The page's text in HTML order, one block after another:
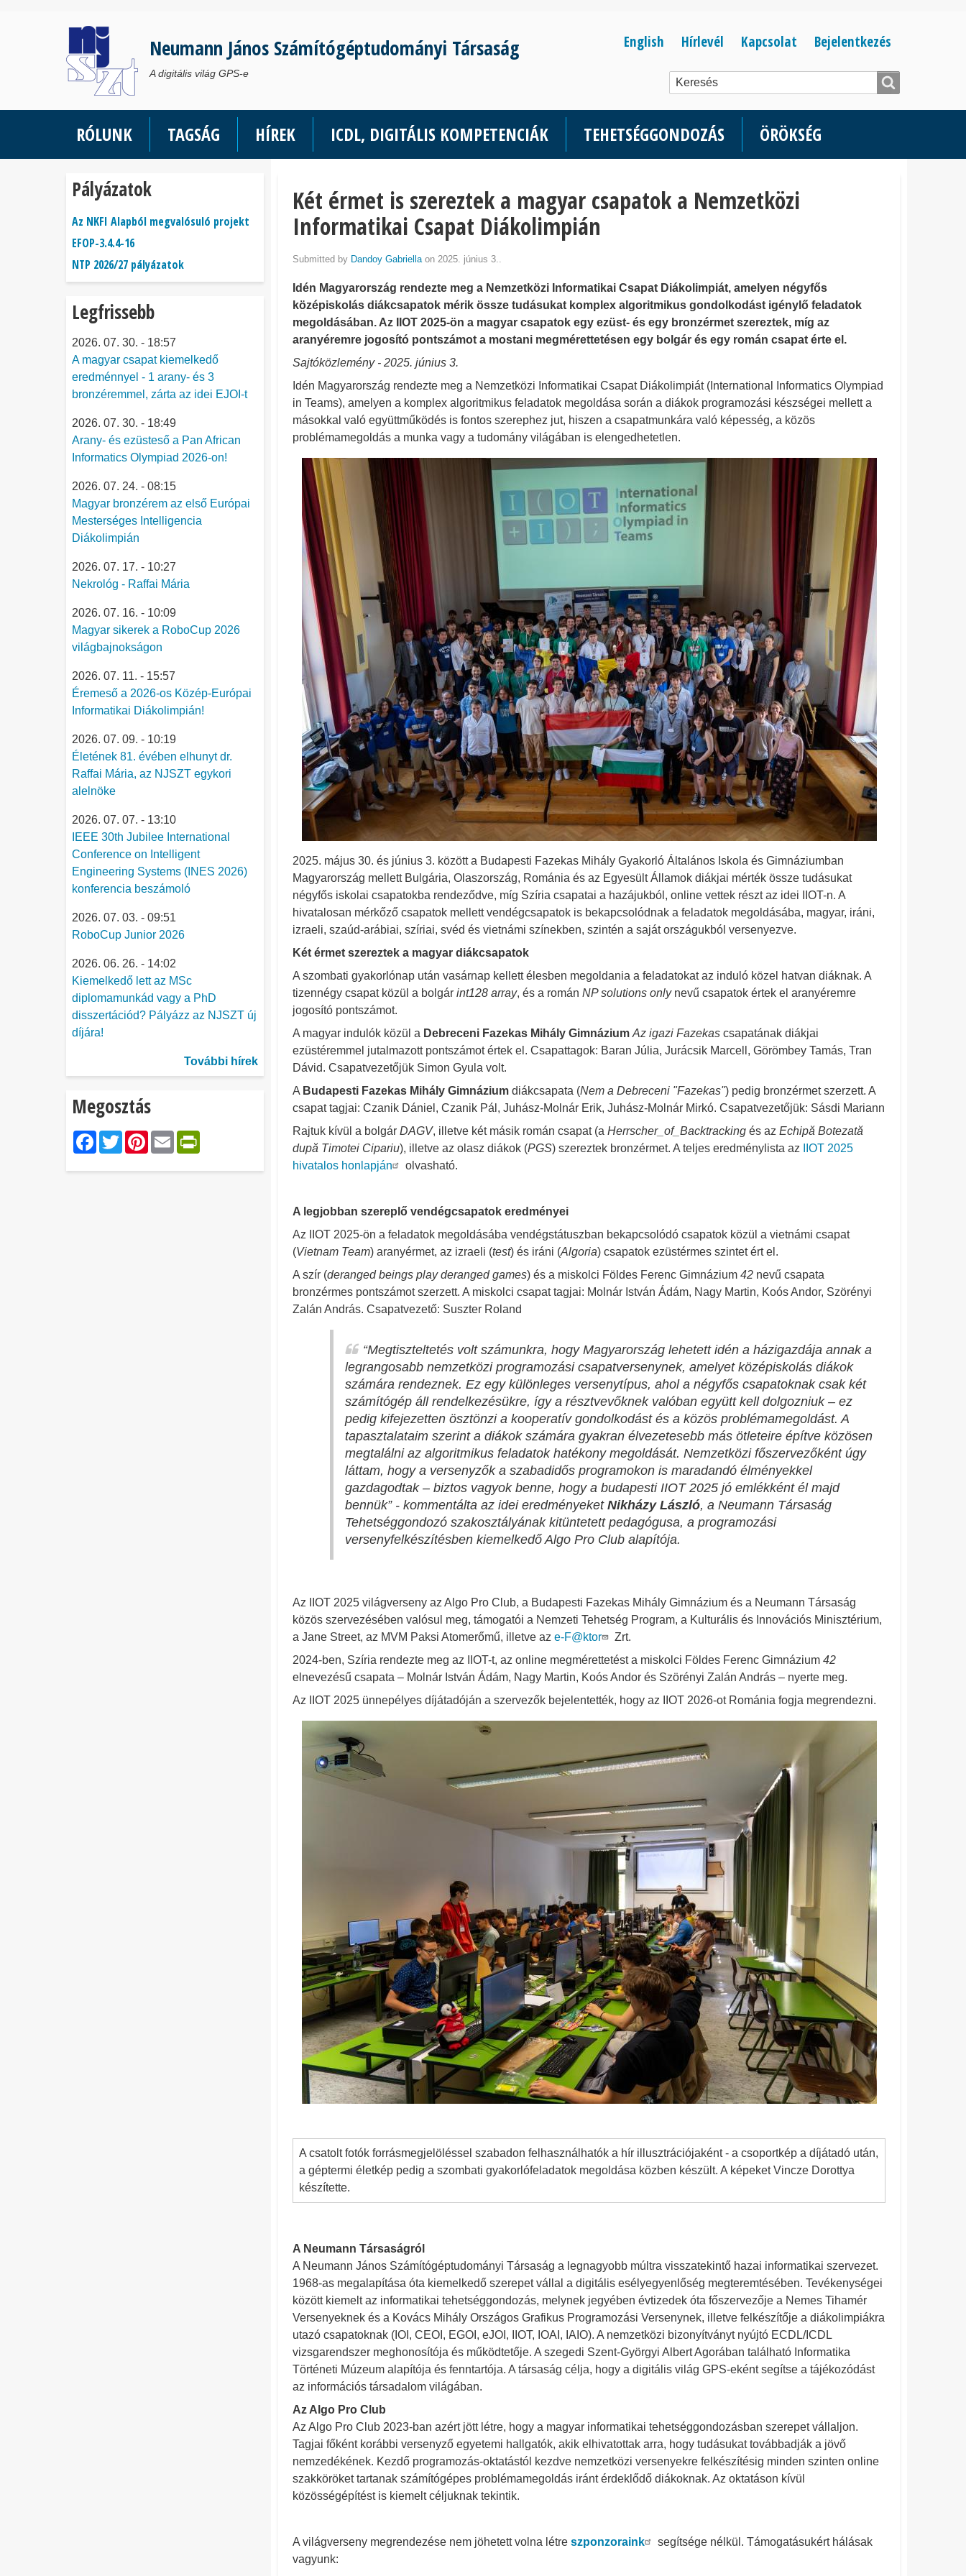
Neumann János Számítógéptudományi Társaság
A digitális világ GPS-e
Bejelentkezés
menüje
Bejelentkezés
English Hírlevél Kapcsolat
RÓLUNK TAGSÁG HÍREK ICDL, DIGITÁLIS KOMPETENCIÁK TEHETSÉGGONDOZÁS ÖRÖKSÉG
Két érmet is szereztek a magyar csapatok a Nemzetközi
Informatikai Csapat Diákolimpián
Submitted by Dandoy Gabriellaon 2025. június 3..
Idén Magyarország rendezte meg a Nemzetközi Informatikai Csapat Diákolimpiát, amelyen négyfős
középiskolás diákcsapatok mérik össze tudásukat komplex algoritmikus gondolkodást igénylő feladatok
megoldásában. Az IIOT 2025-ön a magyar csapatok egy ezüst- és egy bronzérmet szereztek, míg az
aranyéremre jogosító pontszámot a mostani megmérettetésen egy bolgár és egy román csapat érte el.
Sajtóközlemény - 2025. június 3.
Idén Magyarország rendezte meg a Nemzetközi Informatikai Csapat Diákolimpiát (International Informatics Olympiad
in Teams), amelyen a komplex algoritmikus feladatok megoldása során a diákok programozási készségei mellett a
másokkal való együttműködés is fontos szerephez jut, hiszen a csapatmunkára való képesség, a közös
problémamegoldás a munka vagy a tudomány világában is elengedhetetlen.
2025. május 30. és június 3. között a Budapesti Fazekas Mihály Gyakorló Általános Iskola és Gimnáziumban
Magyarország mellett Bulgária, Olaszország, Románia és az Egyesült Államok diákjai mérték össze tudásukat
négyfős iskolai csapatokba rendeződve, míg Szíria csapatai a hazájukból, online vettek részt az idei IIOT-n. A
hivatalosan mérkőző csapatok mellett vendégcsapatok is bekapcsolódnak a feladatok megoldásába, magyar, iráni,
izraeli, szaúd-arábiai, szíriai, svéd és vietnámi színekben, szintén a saját országukból versenyezve.
Két érmet szereztek a magyar diákcsapatok
A szombati gyakorlónap után vasárnap kellett élesben megoldania a feladatokat az induló közel hatvan diáknak. A
tizennégy csapat közül a bolgár int128 array, és a román NP solutions onlynevű csapatok értek el aranyéremre
jogosító pontszámot.
A magyar indulók közül a Debreceni Fazekas Mihály Gimnázium Az igazi Fazekas csapatának diákjai
ezüstéremmel jutalmazott pontszámot értek el. Csapattagok: Baran Júlia, Jurácsik Marcell, Görömbey Tamás, Tran
Dávid. Csapatvezetőjük Simon Gyula volt.
A Budapesti Fazekas Mihály Gimnázium diákcsapata (Nem a Debreceni "Fazekas") pedig bronzérmet szerzett. A
csapat tagjai: Czanik Dániel, Czanik Pál, Juhász-Molnár Erik, Juhász-Molnár Mirkó. Csapatvezetőjük: Sásdi Mariann
Rajtuk kívül a bolgár DAGV, illetve két másik román csapat (a Herrscher_of_Backtracking és az Echipă Botezată
după Timotei Cipariu), illetve az olasz diákok (PGS) szereztek bronzérmet. A teljes eredménylista az
IIOT 2025
hivatalos honlapján
olvasható.
A legjobban szereplő vendégcsapatok eredményei
Az IIOT 2025-ön a feladatok megoldásába vendégstátuszban bekapcsolódó csapatok közül a vietnámi csapat
(Vietnam Team) aranyérmet, az izraeli (test) és iráni (Algoria) csapatok ezüstérmes szintet ért el.
A szír (deranged beings play deranged games) és a miskolci Földes Ferenc Gimnázium 42 nevű csapata
bronzérmes pontszámot szerzett. A miskolci csapat tagjai: Molnár István Ádám, Nagy Martin, Koós Andor, Szörényi
Zalán András. Csapatvezető: Suszter Roland
“Megtiszteltetés volt számunkra, hogy Magyarország lehetett idén a házigazdája annak a
legrangosabb nemzetközi programozási csapatversenynek, amelyet középiskolás diákok
számára rendeznek. Ez egy különleges versenytípus, ahol a négyfős csapatoknak csak két
számítógép áll rendelkezésükre, így a résztvevőknek valóban együtt kell dolgozniuk – ez
pedig kifejezetten ösztönzi a kooperatív gondolkodást és a közös problémamegoldást. A
tapasztalataim szerint a diákok számára gyakran élvezetesebb más ötleteire építve közösen
megtalálni az algoritmikus feladatok hatékony megoldását. Nemzetközi főszervezőként úgy
láttam, hogy a versenyzők a szabadidős programokon is maradandó élményekkel
gazdagodtak – biztos vagyok benne, hogy a budapesti IIOT 2025 jó emlékként él majd
bennük” - kommentálta az idei eredményeketNikházy László, a Neumann Társaság
Tehetséggondozó szakosztályának kitüntetett pedagógusa, a programozási
versenyfelkészítésben kiemelkedő Algo Pro Club alapítója.
Az IIOT 2025 világverseny az Algo Pro Club, a Budapesti Fazekas Mihály Gimnázium és a Neumann Társaság
közös szervezésében valósul meg, támogatói a Nemzeti Tehetség Program, a Kulturális és Innovációs Minisztérium,
a Jane Street, az MVM Paksi Atomerőmű, illetve az e-F@ktor
Zrt.
2024-ben, Szíria rendezte meg az IIOT-t, az online megmérettetést a miskolci Földes Ferenc Gimnázium 42
elnevezésű csapata – Molnár István Ádám, Nagy Martin, Koós Andor és Szörényi Zalán András – nyerte meg.
Az IIOT 2025 ünnepélyes díjátadóján a szervezők bejelentették, hogy az IIOT 2026-ot Románia fogja megrendezni.
A csatolt fotók forrásmegjelöléssel szabadon felhasználhatók a hír illusztrációjaként - a csoportkép a díjátadó után,
a géptermi életkép pedig a szombati gyakorlófeladatok megoldása közben készült. A képeket Vincze Dorottya
készítette.
A Neumann Társaságról
A Neumann János Számítógéptudományi Társaság a legnagyobb múltra visszatekintő hazai informatikai szervezet.
1968-as megalapítása óta kiemelkedő szerepet vállal a digitális esélyegyenlőség megteremtésében. Tevékenységei
között kiemelt az informatikai tehetséggondozás, melynek jegyében évtizedek óta főszervezője a Nemes Tihamér
Versenyeknek és a Kovács Mihály Országos Grafikus Programozási Versenynek, illetve felkészítője a diákolimpiákra
utazó csapatoknak (IOI, CEOI, EGOI, eJOI, IIOT, IOAI, IAIO). A nemzetközi bizonyítványt nyújtó ECDL/ICDL
vizsgarendszer meghonosítója és működtetője. A szegedi Szent-Györgyi Albert Agorában található Informatika
Történeti Múzeum alapítója és fenntartója. A társaság célja, hogy a digitális világ GPS-eként segítse a tájékozódást
az információs társadalom világában.
Az Algo Pro Club
Az Algo Pro Club 2023-ban azért jött létre, hogy a magyar informatikai tehetséggondozásban szerepet vállaljon.
Tagjai főként korábbi versenyző egyetemi hallgatók, akik elhivatottak arra, hogy tudásukat továbbadják a jövő
nemzedékének. Kezdő programozás-oktatástól kezdve nemzetközi versenyekre felkészítésig minden szinten online
szakköröket tartanak számítógépes problémamegoldás iránt érdeklődő diákoknak. Az oktatáson kívül
közösségépítést is kiemelt céljuknak tekintik.
A világverseny megrendezése nem jöhetett volna létre szponzoraink
segítsége nélkül. Támogatásukért hálásak
vagyunk:
Pályázatok
Az NKFI Alapból megvalósuló projekt
EFOP-3.4.4-16
NTP 2026/27 pályázatok
Legfrissebb
2026. 07. 30. - 18:57
A magyar csapat kiemelkedő
eredménnyel - 1 arany- és 3
bronzéremmel, zárta az idei EJOI-t
2026. 07. 30. - 18:49
Arany- és ezüsteső a Pan African
Informatics Olympiad 2026-on!
2026. 07. 24. - 08:15
Magyar bronzérem az első Európai
Mesterséges Intelligencia
Diákolimpián
2026. 07. 17. - 10:27
Nekrológ - Raffai Mária
2026. 07. 16. - 10:09
Magyar sikerek a RoboCup 2026
világbajnokságon
2026. 07. 11. - 15:57
Éremeső a 2026-os Közép-Európai
Informatikai Diákolimpián!
2026. 07. 09. - 10:19
Életének 81. évében elhunyt dr.
Raffai Mária, az NJSZT egykori
alelnöke
2026. 07. 07. - 13:10
IEEE 30th Jubilee International
Conference on Intelligent
Engineering Systems (INES 2026)
konferencia beszámoló
2026. 07. 03. - 09:51
RoboCup Junior 2026
2026. 06. 26. - 14:02
Kiemelkedő lett az MSc
diplomamunkád vagy a PhD
disszertációd? Pályázz az NJSZT új
díjára!
További hírek
Megosztás
Facebook
Twitter
Pinterest
EmailPrintFriendly